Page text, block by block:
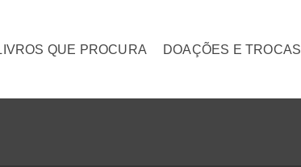
QUE PROCURA DOAÇÕES E TROCAS